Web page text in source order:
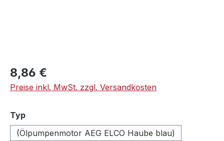
Regulärer Preis:
8,86 €
Preise inkl. MwSt. zzgl. Versandkosten
Typauswählen
(Ölpumpenmotor AEG ELCO Haube blau)